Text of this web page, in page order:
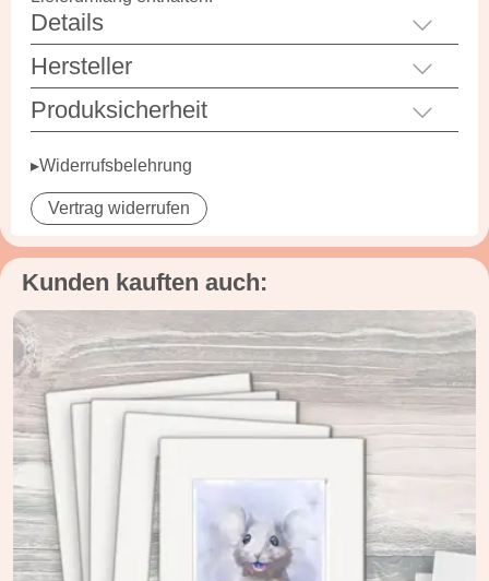
Details
Hersteller
Produksicherheit
▸Widerrufsbelehrung
Vertrag widerrufen
Kunden kauften auch: